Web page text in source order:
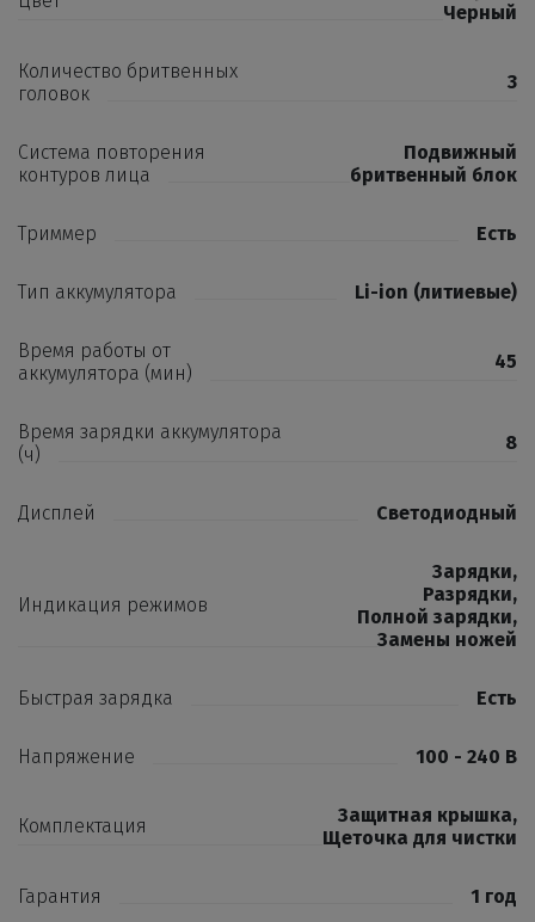
Черный
Количество бритвенных
головок
3
Система повторения
контуров лица
Подвижный
бритвенный блок
Триммер Есть
Тип аккумулятора Li-ion (литиевые)
Время работы от
аккумулятора (мин)
45
Время зарядки аккумулятора
(ч)
8
Дисплей Светодиодный
Индикация режимов
Зарядки,
Разрядки,
Полной зарядки,
Замены ножей
Быстрая зарядка Есть
Напряжение 100 - 240 В
Комплектация Защитная крышка,
Щеточка для чистки
Гарантия 1 год